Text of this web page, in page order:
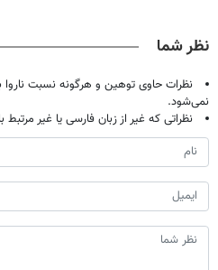
نظر شما
نظرات حاوی توهین و هرگونه نسبت
نمی‌شود.
نظراتی که غیر از زبان فارسی یا غیر